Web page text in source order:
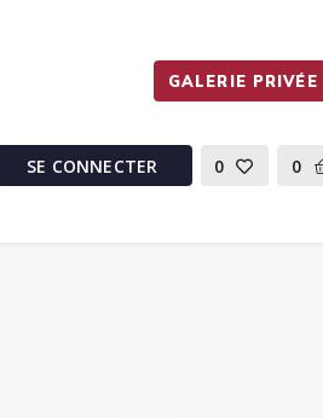
GALERIE PRIVÉE
SE CONNECTER 0 0